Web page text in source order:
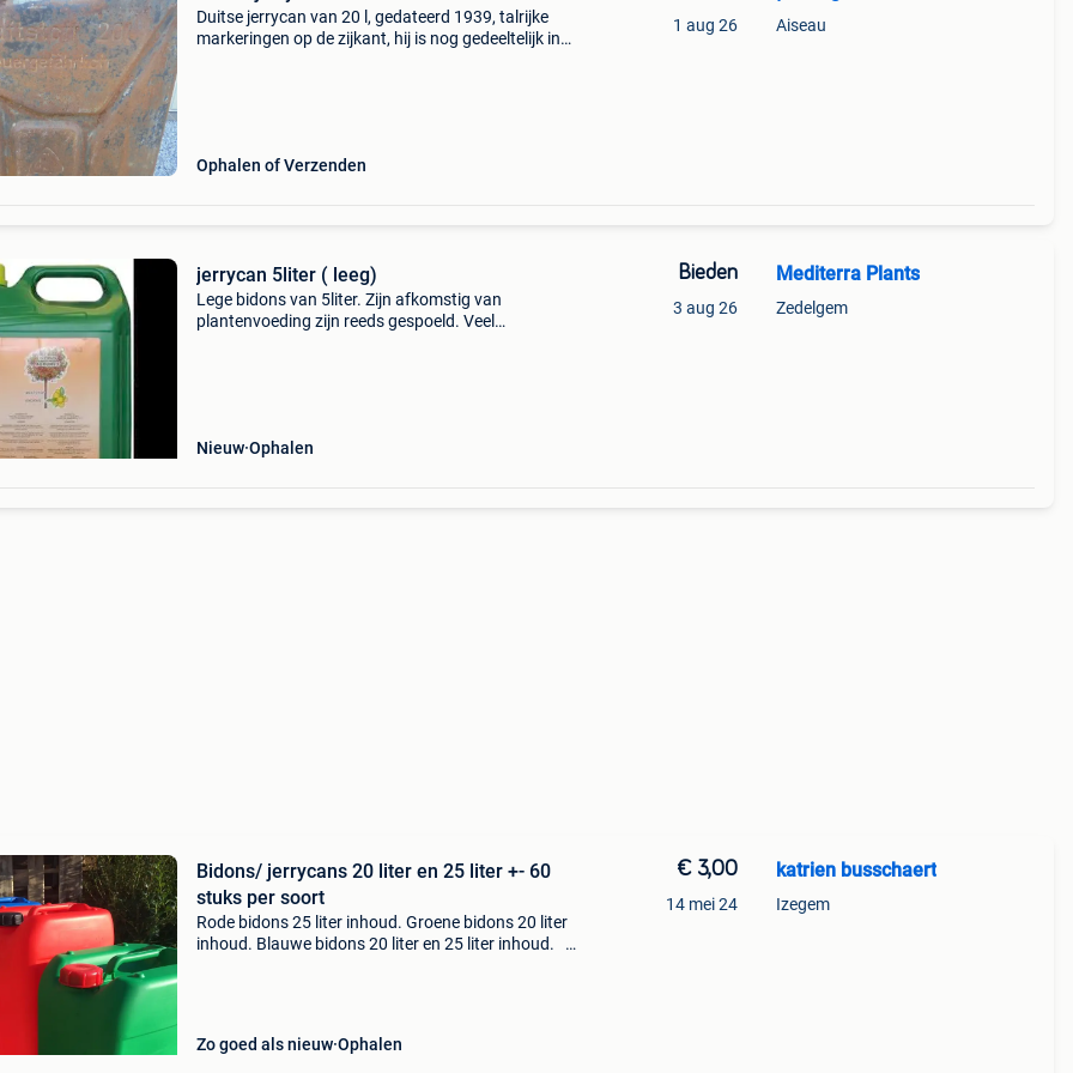
Duitse jerrycan van 20 l, gedateerd 1939, talrijke
markeringen op de zijkant, hij is nog gedeeltelijk in
Ophalen of Verzenden
1 aug 26 Aiseau
jerrycan 5liter ( leeg)
Lege bidons van 5liter. Zijn afkomstig van
plantenvoeding zijn reeds gespoeld. Veel
Nieuw Ophalen
Bieden
3 aug 26
Mediterra Plants
Zedelgem
Bidons/ jerrycans 20 liter en 25 liter +- 60
stuks per soort
Rode bidons 25 liter inhoud. Groene bidons 20 liter
inhoud. Blauwe bidons 20 liter en 25 liter inhoud.
Zo goed als nieuw Ophalen
€ 3,00
14 mei 24
katrien busschaert
Izegem